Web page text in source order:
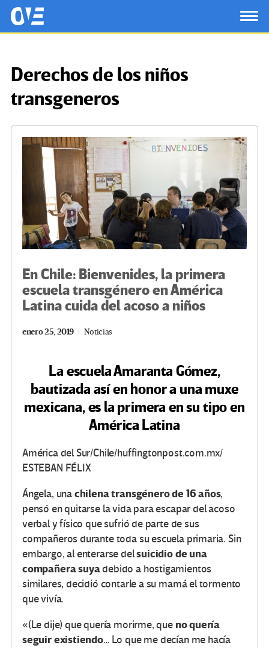
Saltar al contenido principal
OtrasVocesenEducacion.org
Derechos de los niños
transgeneros
En Chile: Bienvenides, la primera
escuela transgénero en América
Latina cuida del acoso a niños
enero 25, 2019 Noticias
La escuela Amaranta Gómez,
bautizada así en honor a una muxe
mexicana, es la primera en su tipo en
América Latina
América del Sur/Chile/huffingtonpost.com.mx/
ESTEBAN FÉLIX
Ángela, unachilena transgénero de 16 años,
pensó en quitarse la vida para escapar del acoso
verbal y físico que sufrió de parte de sus
compañeros durante toda su escuela primaria. Sin
embargo, al enterarse delsuicidio de una
compañera suyadebido a hostigamientos
similares, decidió contarle a su mamá el tormento
que vivía.
«(Le dije) que quería morirme, que no quería
seguir existiendo… Lo que me decían me hacía